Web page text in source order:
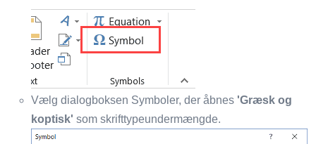
Vælg dialogboksen Symboler, der åbnes 'Græsk og
koptisk' som skrifttypeundermængde.